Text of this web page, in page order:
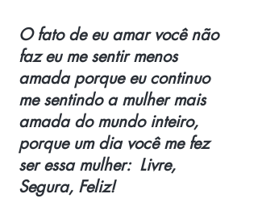
O fato de eu amar você não
faz eu me sentir menos
amada porque eu continuo
me sentindo a mulher mais
amada do mundo inteiro,
porque um dia você me fez
ser essa mulher:  Livre,
Segura, Feliz!